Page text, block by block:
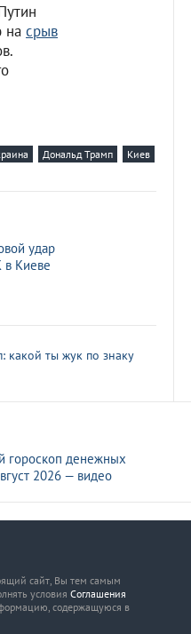
на срыв
Дональд Трамп Киев
удар
в Киеве
ты жук по знаку
гороскоп денежных
2026 — видео
сайт, Вы тем самым
условия Соглашения
содержащуюся в